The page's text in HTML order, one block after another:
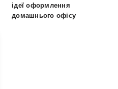
ідеї оформлення
домашнього офісу